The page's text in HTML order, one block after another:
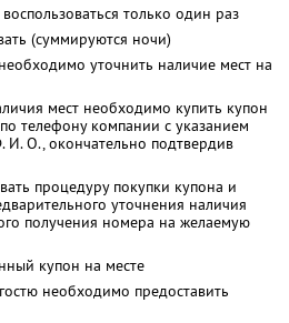
только один раз
(суммируются ночи)
уточнить наличие мест на
мест необходимо купить купон
телефону компании с указанием
И. О., окончательно подтвердив
процедуру покупки купона и
уточнения наличия
получения номера на желаемую
купон на месте
необходимо предоставить